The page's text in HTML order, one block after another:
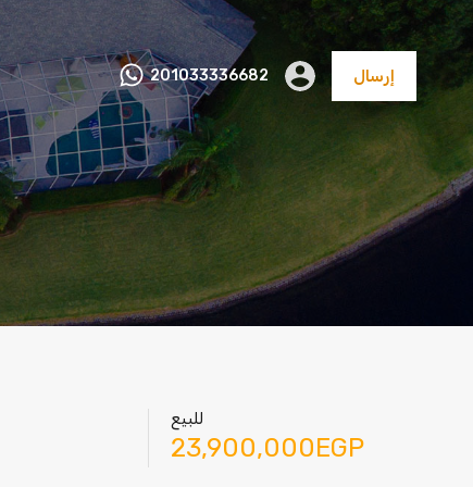
أراضي مصانع
عقارات
متنوعة
201033336682 إرسال
للبيع
23,900,000EGP